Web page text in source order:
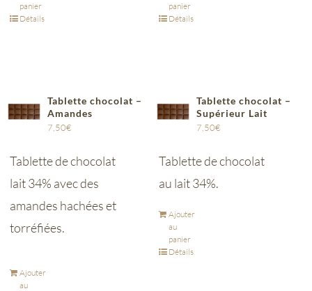
panier
Détails
panier
Détails
Tablette chocolat –
Amandes
7,50€
Tablette de chocolat
lait 34% avec des
amandes hachées et
torréfiées.
Ajouter
au
Tablette chocolat –
Supérieur Lait
7,50€
Tablette de chocolat
au lait 34%.
Ajouter
au
panier
Détails